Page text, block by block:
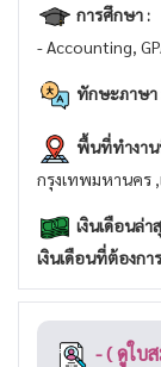
การศึกษา :
- Accounting,
ทักษะภาษา
พื้นที่ทำงา
กรุงเทพมหานคร
เงินเดือนล่า
เงินเดือนที่ต้องกา
- ( ดูใบ